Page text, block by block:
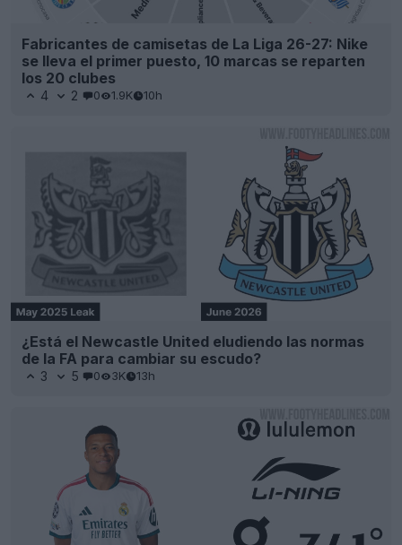
Fabricantes de camisetas de La Liga 26-27: Nike
se lleva el primer puesto, 10 marcas se reparten
los 20 clubes
4 2 0 1.9K 10h
¿Está el Newcastle United eludiendo las normas
de la FA para cambiar su escudo?
3 5 0 3K 13h